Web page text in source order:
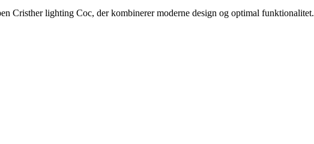
Cristher lighting Coc, der kombinerer moderne design og optimal funktionalitet.